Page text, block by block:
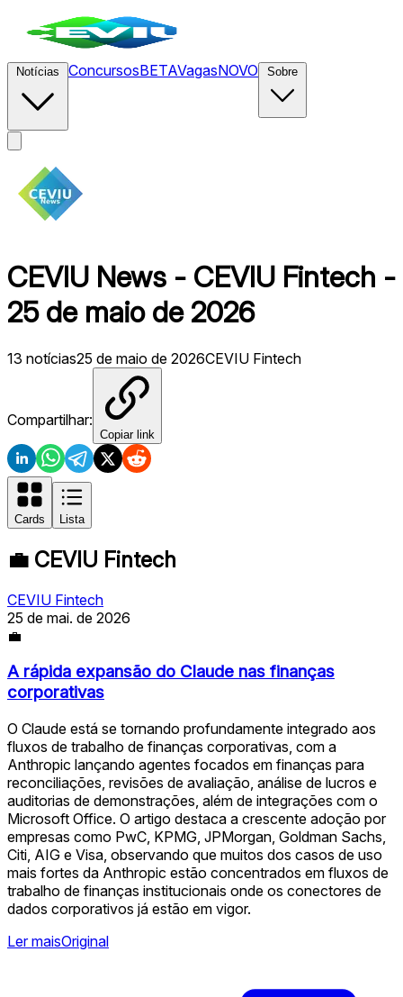
ConcursosBETAVagasNOVO
CEVIU News - CEVIU Fintech -
25 de maio de 2026
13 notícias25 de maio de 2026CEVIU Fintech
Compartilhar:
Copiar link
Cards Lista
💼 CEVIU Fintech
CEVIU Fintech
25 de mai. de 2026
💼
A rápida expansão do Claude nas finanças
corporativas
O Claude está se tornando profundamente integrado aos
fluxos de trabalho de finanças corporativas, com a
Anthropic lançando agentes focados em finanças para
reconciliações, revisões de avaliação, análise de lucros e
auditorias de demonstrações, além de integrações com o
Microsoft Office. O artigo destaca a crescente adoção por
empresas como PwC, KPMG, JPMorgan, Goldman Sachs,
Citi, AIG e Visa, observando que muitos dos casos de uso
mais fortes da Anthropic estão concentrados em fluxos de
trabalho de finanças institucionais onde os conectores de
dados corporativos já estão em vigor.
Ler maisOriginal